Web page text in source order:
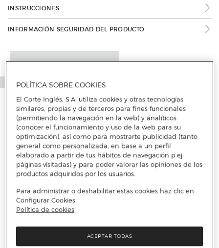
INSTRUCCIONES
INFORMACIÓN SEGURIDAD DEL PRODUCTO
POLÍTICA SOBRE COOKIES
El Corte Inglés, S.A. utiliza cookies y otras tecnologías
similares, propias y de terceros para fines funcionales
(permitiendo la navegación en la web) y analíticos
(conocer el funcionamiento y uso de la web para su
optimización), así como para mostrarte publicidad (tanto
general como personalizada, en base a un perfil
elaborado a partir de tus hábitos de navegación p.ej.
páginas visitadas) y para poder valorar las opiniones de los
productos adquiridos por los usuarios.
Para administrar o deshabilitar estas cookies haz clic en
Configurar Cookies.
Política de cookies
ACEPTAR TODAS